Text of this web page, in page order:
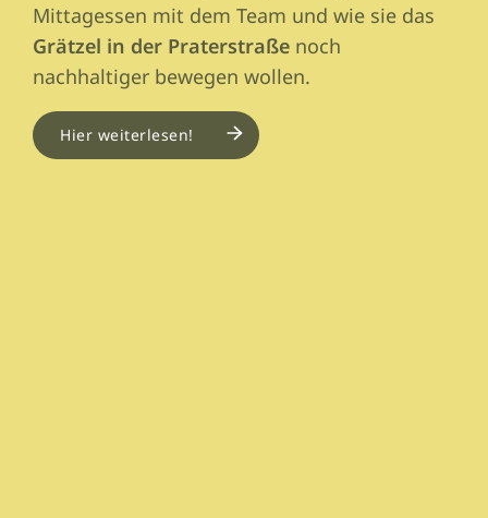
Mittagessen mit dem Team und wie sie das
Grätzel in der Praterstraße noch
nachhaltiger bewegen wollen.
Hier weiterlesen!